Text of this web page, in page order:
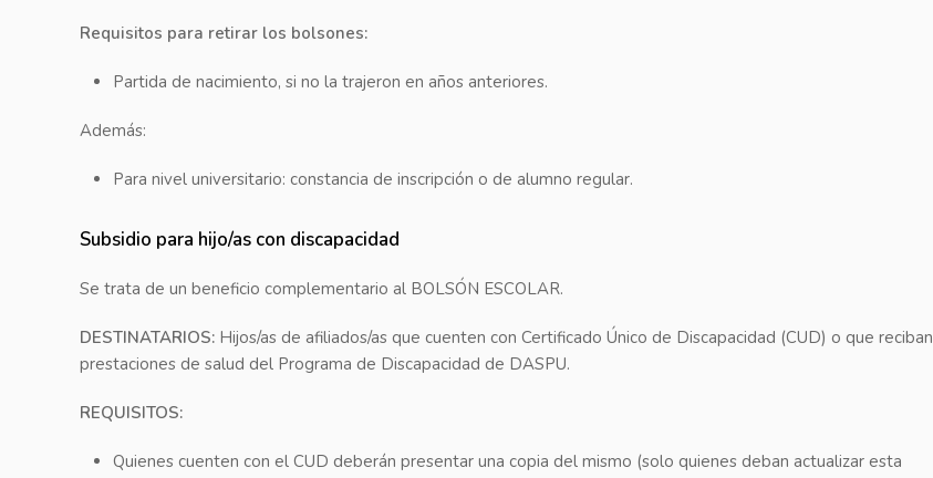
Requisitos para retirar los bolsones:
Partida de nacimiento, si no la trajeron en años anteriores.
Además:
Para nivel universitario: constancia de inscripción o de alumno regular.
Subsidio para hijo/as con discapacidad
Se trata de un beneficio complementario al BOLSÓN ESCOLAR.
DESTINATARIOS: Hijos/as de afiliados/as que cuenten con Certificado Único de Discapacidad (CUD) o que reciban
prestaciones de salud del Programa de Discapacidad de DASPU.
REQUISITOS:
Quienes cuenten con el CUD deberán presentar una copia del mismo (solo quienes deban actualizar esta